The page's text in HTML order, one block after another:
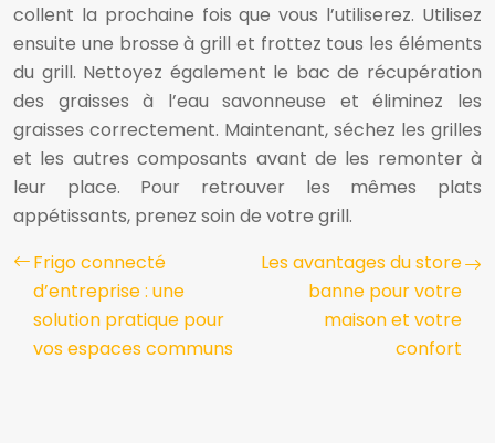
collent la prochaine fois que vous l’utiliserez. Utilisez
ensuite une brosse à grill et frottez tous les éléments
du grill. Nettoyez également le bac de récupération
des graisses à l’eau savonneuse et éliminez les
graisses correctement. Maintenant, séchez les grilles
et les autres composants avant de les remonter à
leur place. Pour retrouver les mêmes plats
appétissants, prenez soin de votre grill.
Frigo connecté
d’entreprise : une
solution pratique pour
vos espaces communs
Les avantages du store
banne pour votre
maison et votre
confort